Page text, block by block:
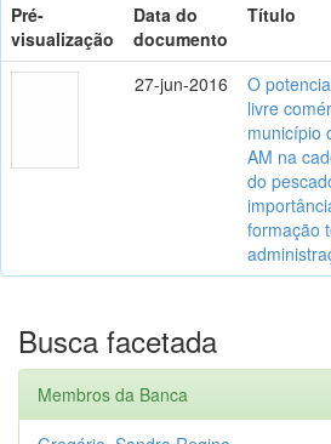
Pré-
visualização
Data do
documento
Título
27-jun-2016
O
livre
município
AM na
do
formação
Busca facetada
Membros da Banca